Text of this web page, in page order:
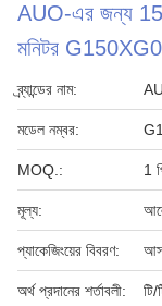
AUO-এর জন্য
মনিটর
ব্র্যান্ডের নাম:
মডেল নম্বর:
MOQ.: 1
মূল্য:
প্যাকেজিংয়ের বিবরণ:
অর্থ প্রদানের শর্তাবলী: টি/